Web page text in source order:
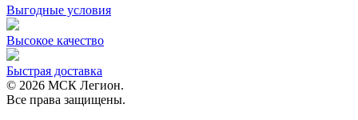
Выгодные условия
Высокое качество
Быстрая доставка
© 2026 МСК Легион.
Все права защищены.